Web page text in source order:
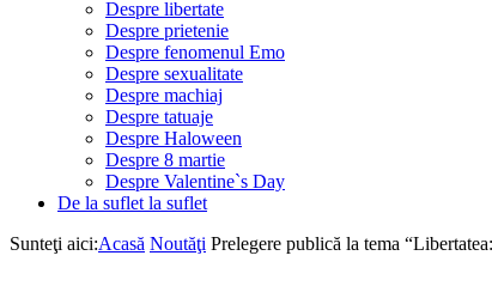
Despre libertate
Despre prietenie
Despre fenomenul Emo
Despre sexualitate
Despre machiaj
Despre tatuaje
Despre Haloween
Despre 8 martie
Despre Valentine`s Day
De la suflet la suflet
Sunteţi aici:Acasă Noutăţi Prelegere publică la tema